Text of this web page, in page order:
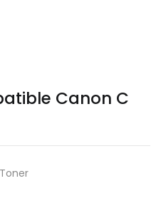
Canon C
Toner